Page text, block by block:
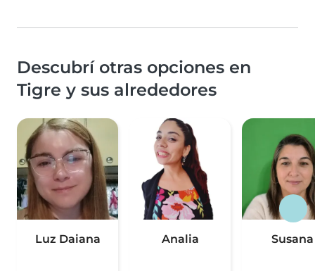
Descubrí otras opciones en
Tigre y sus alrededores
Luz Daiana Analia Susana